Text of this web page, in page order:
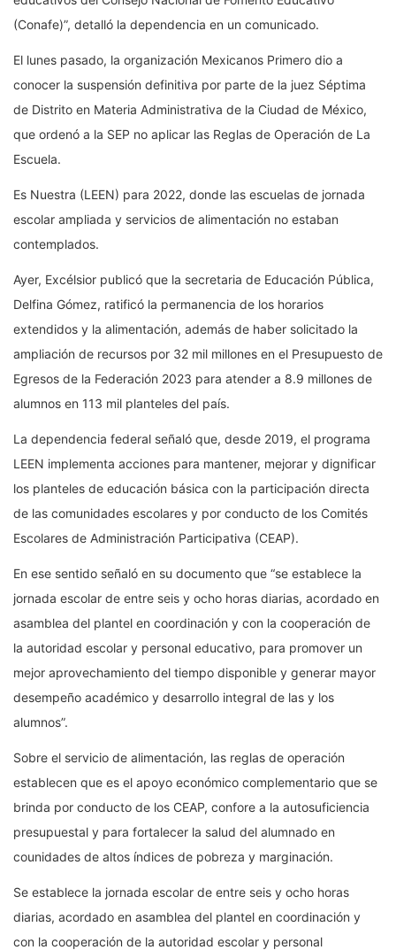
(Conafe)”, detalló la dependencia en un comunicado.
El lunes pasado, la organización Mexicanos Primero dio a
conocer la suspensión definitiva por parte de la juez Séptima
de Distrito en Materia Administrativa de la Ciudad de México,
que ordenó a la SEP no aplicar las Reglas de Operación de La
Escuela.
Es Nuestra (LEEN) para 2022, donde las escuelas de jornada
escolar ampliada y servicios de alimentación no estaban
contemplados.
Ayer, Excélsior publicó que la secretaria de Educación Pública,
Delfina Gómez, ratificó la permanencia de los horarios
extendidos y la alimentación, además de haber solicitado la
ampliación de recursos por 32 mil millones en el Presupuesto de
Egresos de la Federación 2023 para atender a 8.9 millones de
alumnos en 113 mil planteles del país.
La dependencia federal señaló que, desde 2019, el programa
LEEN implementa acciones para mantener, mejorar y dignificar
los planteles de educación básica con la participación directa
de las comunidades escolares y por conducto de los Comités
Escolares de Administración Participativa (CEAP).
En ese sentido señaló en su documento que “se establece la
jornada escolar de entre seis y ocho horas diarias, acordado en
asamblea del plantel en coordinación y con la cooperación de
la autoridad escolar y personal educativo, para promover un
mejor aprovechamiento del tiempo disponible y generar mayor
desempeño académico y desarrollo integral de las y los
alumnos”.
Sobre el servicio de alimentación, las reglas de operación
establecen que es el apoyo económico complementario que se
brinda por conducto de los CEAP, confore a la autosuficiencia
presupuestal y para fortalecer la salud del alumnado en
counidades de altos índices de pobreza y marginación.
Se establece la jornada escolar de entre seis y ocho horas
diarias, acordado en asamblea del plantel en coordinación y
con la cooperación de la autoridad escolar y personal